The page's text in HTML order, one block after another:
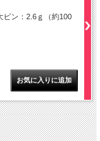
ン：2.6ｇ（約100